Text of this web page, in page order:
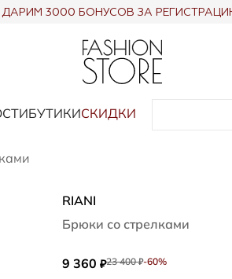
ДАРИМ 3000 БОНУСОВ ЗА
БУТИКИСКИДКИ
RIANI
Брюки со стрелками
9 360 ₽23 400₽-60%